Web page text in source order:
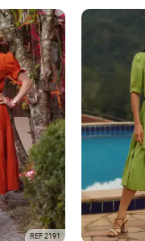
REF 2191